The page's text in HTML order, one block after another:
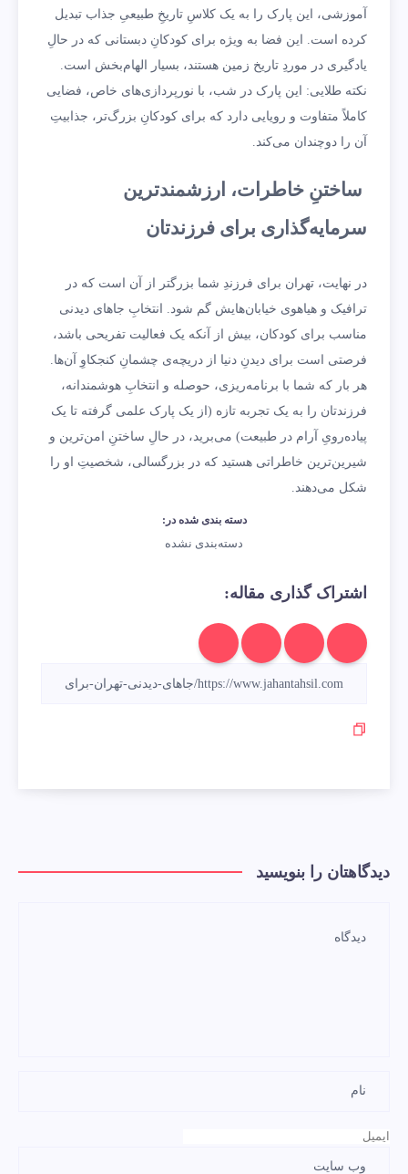
آموزشی، این پارک را به یک کلاسِ تاریخِ طبیعیِ جذاب تبدیل
کرده است. این فضا به ویژه برای کودکانِ دبستانی که در حالِ
یادگیری در موردِ تاریخ زمین هستند، بسیار الهام‌بخش است.
نکته طلایی: این پارک در شب، با نورپردازی‌های خاص، فضایی
کاملاً متفاوت و رویایی دارد که برای کودکانِ بزرگ‌تر، جذابیتِ
آن را دوچندان می‌کند.
ساختنِ خاطرات، ارزشمندترین
سرمایه‌گذاری برای فرزندتان
در نهایت، تهران برای فرزندِ شما بزرگتر از آن است که در
ترافیک و هیاهوی خیابان‌هایش گم شود. انتخابِ جاهای دیدنی
مناسب برای کودکان، بیش از آنکه یک فعالیت تفریحی باشد،
فرصتی است برای دیدنِ دنیا از دریچه‌ی چشمانِ کنجکاوِ آن‌ها.
هر بار که شما با برنامه‌ریزی، حوصله و انتخابِ هوشمندانه،
فرزندتان را به یک تجربه تازه (از یک پارک علمی گرفته تا یک
پیاده‌رویِ آرام در طبیعت) می‌برید، در حالِ ساختنِ امن‌ترین و
شیرین‌ترین خاطراتی هستید که در بزرگسالی، شخصیتِ او را
شکل می‌دهند.
دسته بندی شده در:
دسته‌بندی نشده
اشتراک گذاری مقاله:
دیدگاهتان را بنویسید